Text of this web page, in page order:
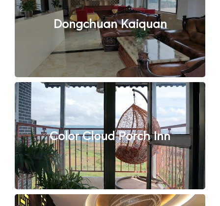
Dongchuan Kaiquan
Color Cloud Porch Inn